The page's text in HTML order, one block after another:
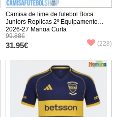
Camisa de time de futebol Boca
Juniors Replicas 2º Equipamento
2026-27 Manga Curta
99.88€
31.95€ (228)